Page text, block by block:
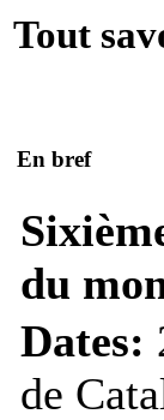
Tout
En bref
du
Dates:
de